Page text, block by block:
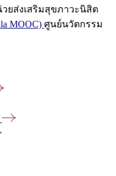
ยส่งเสริมสุขภาวะนิสิต
MOOC) ศูนย์นวัตกรรม